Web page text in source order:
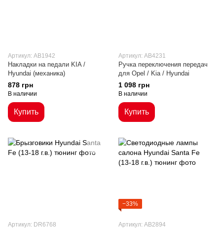
Артикул: AB1942
Накладки на педали KIA /
Hyundai (механика)
878 грн
В наличии
Купить
Артикул: AB4231
Ручка переключения передач
для Opel / Kia / Hyundai
1 098 грн
В наличии
Купить
Артикул: DR6768
−33%
Артикул: AB2894